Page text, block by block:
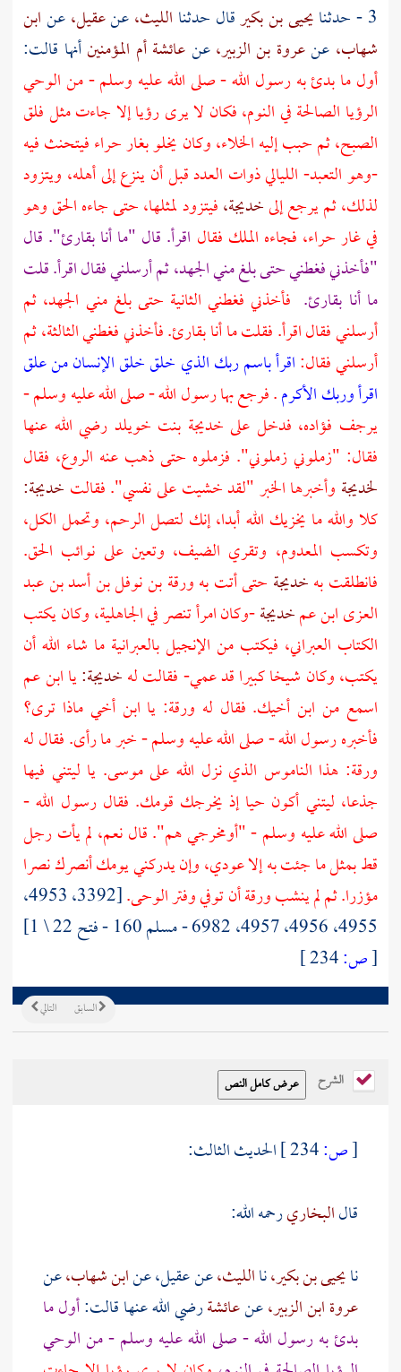
3 - حدثنا
يحيى بن بكيرقال حدثنا الليث،عنعقيل،عنابن
شهاب، عنعروة بن الزبير،عنعائشة أم المؤمنينأنها قالت:
أول ما بدئ به رسول الله - صلى الله عليه وسلم - من الوحي
الرؤيا الصالحة في النوم، فكان لا يرى رؤيا إلا جاءت مثل فلق
الصبح، ثم حبب إليه الخلاء، وكان يخلوبغار حراءفيتحنث فيه
-وهو التعبد- الليالي ذوات العدد قبل أن ينزع إلى أهله، ويتزود
لذلك، ثم يرجع إلىخديجة،فيتزود لمثلها، حتى جاءه الحق وهو
فيغار حراء، فجاءه الملك فقال اقرأ. قال "ما أنا بقارئ". قال
"فأخذني فغطني حتى بلغ مني الجهد، ثم أرسلني فقال اقرأ. قلت
ما أنا بقارئ. فأخذني فغطني الثانية حتى بلغ مني الجهد، ثم
أرسلني فقال اقرأ. فقلت ما أنا بقارئ. فأخذني فغطني الثالثة، ثم
أرسلني فقال:اقرأ باسم ربك الذي خلقخلق الإنسان من علق
اقرأ وربك الأكرم. فرجع بها رسول الله - صلى الله عليه وسلم -
يرجف فؤاده، فدخل على خديجة بنت خويلد رضي الله عنها
فقال: "زملوني زملوني". فزملوه حتى ذهب عنه الروع، فقال
لخديجة وأخبرها الخبر "لقد خشيت على نفسي". فقالت خديجة:
كلا والله ما يخزيك الله أبدا، إنك لتصل الرحم، وتحمل الكل،
وتكسب المعدوم، وتقري الضيف، وتعين على نوائب الحق.
فانطلقت بهخديجة حتى أتت بهورقة بن نوفل بن أسد بن عبد
العزىابن عمخديجة-وكان امرأ تنصر في الجاهلية، وكان يكتب
الكتاب العبراني، فيكتب من الإنجيل بالعبرانية ما شاء الله أن
يكتب، وكان شيخا كبيرا قد عمي- فقالت لهخديجة:يا ابن عم
اسمع من ابن أخيك. فقال له ورقة: يا ابن أخي ماذا ترى؟
فأخبره رسول الله - صلى الله عليه وسلم - خبر ما رأى. فقال له
ورقة: هذا الناموس الذي نزل الله علىموسى. يا ليتني فيها
جذعا، ليتني أكون حيا إذ يخرجك قومك. فقال رسول الله -
صلى الله عليه وسلم - "أومخرجي هم". قال نعم، لم يأت رجل
قط بمثل ما جئت به إلا عودي، وإن يدركني يومك أنصرك نصرا
مؤزرا. ثم لم ينشبورقةأن توفي وفتر الوحى.
[3392، 4953،
4955، 4956، 4957، 6982 - مسلم 160 - فتح 22 \ 1]
[ص:
التالي السابق
الشرح
[ص:
الحديث الثالث:
قالالبخاريرحمه الله:
نايحيى بن بكير،ناالليث،عنعقيل،عنابن شهاب،عن
عروة ابن الزبير،عنعائشةرضي الله عنها قالت:أول ما
بدئ به رسول الله - صلى الله عليه وسلم - من الوحي